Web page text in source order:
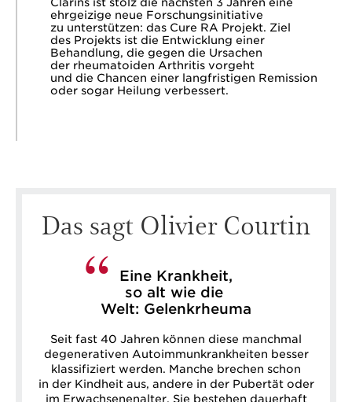
Clarins ist stolz die nächsten 3 Jahren eine
ehrgeizige neue Forschungsinitiative
zu unterstützen: das Cure RA Projekt. Ziel
des Projekts ist die Entwicklung einer
Behandlung, die gegen die Ursachen
der rheumatoiden Arthritis vorgeht
und die Chancen einer langfristigen Remission
oder sogar Heilung verbessert.
Das sagt Olivier Courtin
Eine Krankheit,
so alt wie die
Welt: Gelenkrheuma
Seit fast 40 Jahren können diese manchmal
degenerativen Autoimmunkrankheiten besser
klassifiziert werden. Manche brechen schon
in der Kindheit aus, andere in der Pubertät oder
im Erwachsenenalter. Sie bestehen dauerhaft